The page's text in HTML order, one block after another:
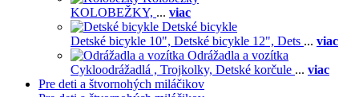
KOLOBEŽKY, ... viac
Detské bicykle
Detské bicykle 10", Detské bicykle 12", Dets ... viac
Odrážadla a vozítka
Cykloodrážadlá , Trojkolky, Detské korčule ... viac
Pre deti a štvornohých miláčikov